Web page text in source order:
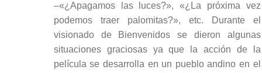
–«¿Apagamos las luces?», «¿La próxima vez
podemos traer palomitas?», etc. Durante el
visionado de Bienvenidos se dieron algunas
situaciones graciosas ya que la acción de la
película se desarrolla en un pueblo andino en el